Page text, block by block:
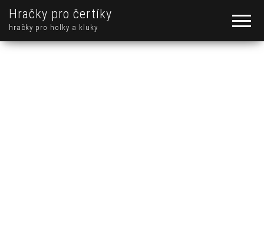
Hračky pro čertíky
hračky pro holky a kluky